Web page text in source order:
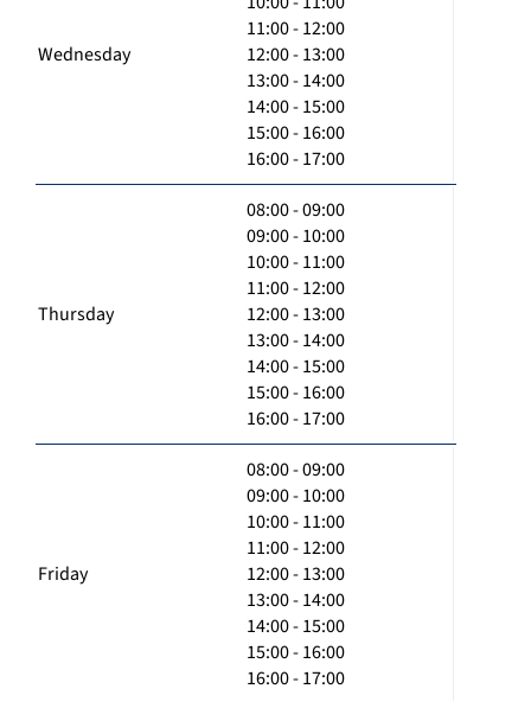
Wednesday
11:00 - 12:00
12:00 - 13:00
13:00 - 14:00
14:00 - 15:00
15:00 - 16:00
16:00 - 17:00
Thursday
08:00 - 09:00
09:00 - 10:00
10:00 - 11:00
11:00 - 12:00
12:00 - 13:00
13:00 - 14:00
14:00 - 15:00
15:00 - 16:00
16:00 - 17:00
Friday
08:00 - 09:00
09:00 - 10:00
10:00 - 11:00
11:00 - 12:00
12:00 - 13:00
13:00 - 14:00
14:00 - 15:00
15:00 - 16:00
16:00 - 17:00